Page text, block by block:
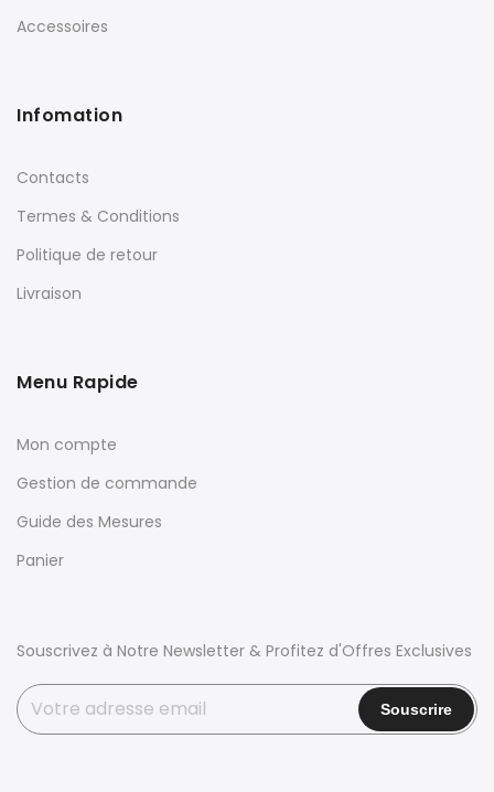
Accessoires
Infomation
Contacts
Termes & Conditions
Politique de retour
Livraison
Menu Rapide
Mon compte
Gestion de commande
Guide des Mesures
Panier
Souscrivez à Notre Newsletter & Profitez d'Offres Exclusives